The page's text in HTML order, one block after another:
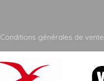
Conditions générales de vente